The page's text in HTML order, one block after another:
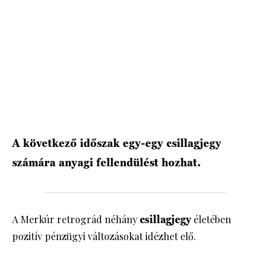
A következő időszak egy-egy csillagjegy
számára anyagi fellendülést hozhat.
A Merkúr retrográd néhánycsillagjegyéletében
pozitív pénzügyi változásokat idézhet elő.